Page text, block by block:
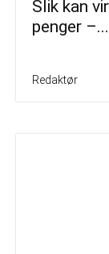
Slik kan
penger –...
Redaktør